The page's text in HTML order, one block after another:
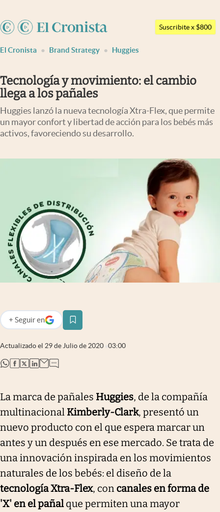
Argentina
Colombia
Members
Economía y Política
Finanzas y Mercados
Mercados Online
Apertura
Infotechnology
Clase
Clima
Mundial 2026
El Cronista Studio
Argentina
Suscribite x $800
El Cronista Brand Strategy Huggies
Tecnología y movimiento: el cambio
llega a los pañales
Huggies lanzó la nueva tecnología Xtra-Flex, que permite
un mayor confort y libertad de acción para los bebés más
activos, favoreciendo su desarrollo.
Actualizado el 29 de Julio de 2020 03:00
+ Seguir en
abre en nueva pestaña
abre en nueva pestaña
abre en nueva pestaña
abre en nueva pestaña
abre en nueva pestaña
La marca de pañales Huggies, de la compañía
multinacional Kimberly-Clark, presentó un
nuevo producto con el que espera marcar un
antes y un después en ese mercado. Se trata de
una innovación inspirada en los movimientos
naturales de los bebés: el diseño de la
tecnología Xtra-Flex, con canales en forma de
'X' en el pañal que permiten una mayor